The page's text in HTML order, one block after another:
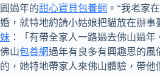
圓過年的甜心寶貝包養網 。“我老家
婚，就特地約請小姑娘把貓放在辦事
妹 ：「有帶全家人一路過去佛山過年
佛山包養網過年有良多有興趣思的風
的，她特地帶家人來佛山體驗，帶他